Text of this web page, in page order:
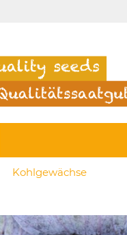
Kohlgewächse